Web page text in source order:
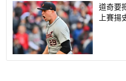
道奇要
上賽